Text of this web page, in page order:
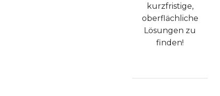
kurzfristige,
oberflächliche
Lösungen zu
finden!